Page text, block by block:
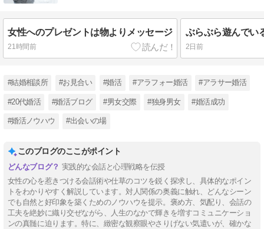
女性へのプレゼントは物よりメッセージ
21時間前 2日前
#結婚相談所 #お見合い #婚活 #アラフォー婚活 #アラサー婚活
#20代婚活 #婚活ブログ #男女交際 #独身男女 #婚活成功
#婚活ノウハウ #出会いの場
このブログのここがポイント
実践的な会話と心理戦略を伝授
女性の心を惹きつける会話術や仕草のコツを鋭く探求し、具体的なポイン
トをわかりやすく解説しています。対人関係の奥義に触れ、どんなシーン
でも自然と好印象を築くためのノウハウを提示。褒め方、気配り、会話の
工夫を絶妙に織り交ぜながら、人生のなかで輝きを増すコミュニケーショ
ンの真髄に迫ります。特に、緻密な観察眼やさりげない気遣いが、確かな